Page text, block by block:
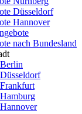
Düsseldorf
Hannover
nach Bundesland